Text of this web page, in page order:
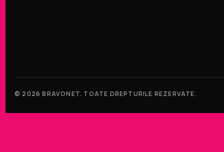
© 2026 BRAVONET. TOATE DREPTURILE REZERVATE.